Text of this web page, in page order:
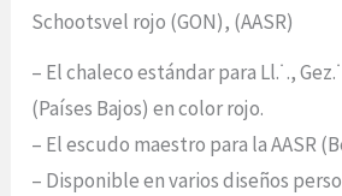
Schootsvel rojo (GON), (AASR)
– El chaleco estándar para Ll.˙.,
(Países Bajos) en color rojo.
– El escudo maestro para la AASR
– Disponible en varios diseños